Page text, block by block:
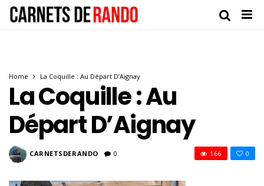
Home La Coquille : Au Départ D’Aignay
La Coquille : Au
Départ D’Aignay
CARNETSDERANDO 0 0
166